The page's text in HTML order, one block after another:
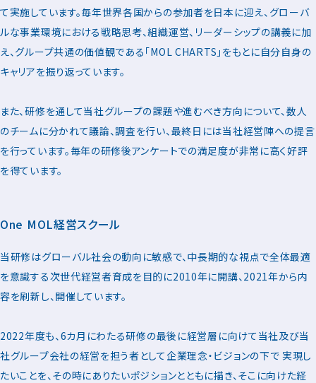
て実施しています。毎年世界各国からの参加者を日本に迎え、グローバ
ルな事業環境における戦略思考、組織運営、リーダーシップの講義に加
え、グループ共通の価値観である「MOL CHARTS」をもとに自分自身の
キャリアを振り返っています。
また、研修を通して当社グループの課題や進むべき方向について、数人
のチームに分かれて議論、調査を行い、最終日には当社経営陣への提言
を行っています。毎年の研修後アンケートでの満足度が非常に高く好評
を得ています。
One MOL経営スクール
当研修はグローバル社会の動向に敏感で、中長期的な視点で全体最適
を意識する次世代経営者育成を目的に2010年に開講、2021年から内
容を刷新し、開催しています。
2022年度も、6カ月にわたる研修の最後に経営層に向けて当社及び当
社グループ会社の経営を担う者として企業理念・ビジョンの下で 実現し
たいことを、その時にありたいポジションとともに描き、そこに向けた経